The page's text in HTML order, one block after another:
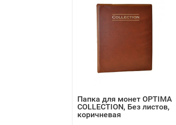
Папка для монет OPTIMA
COLLECTION, Без листов,
коричневая